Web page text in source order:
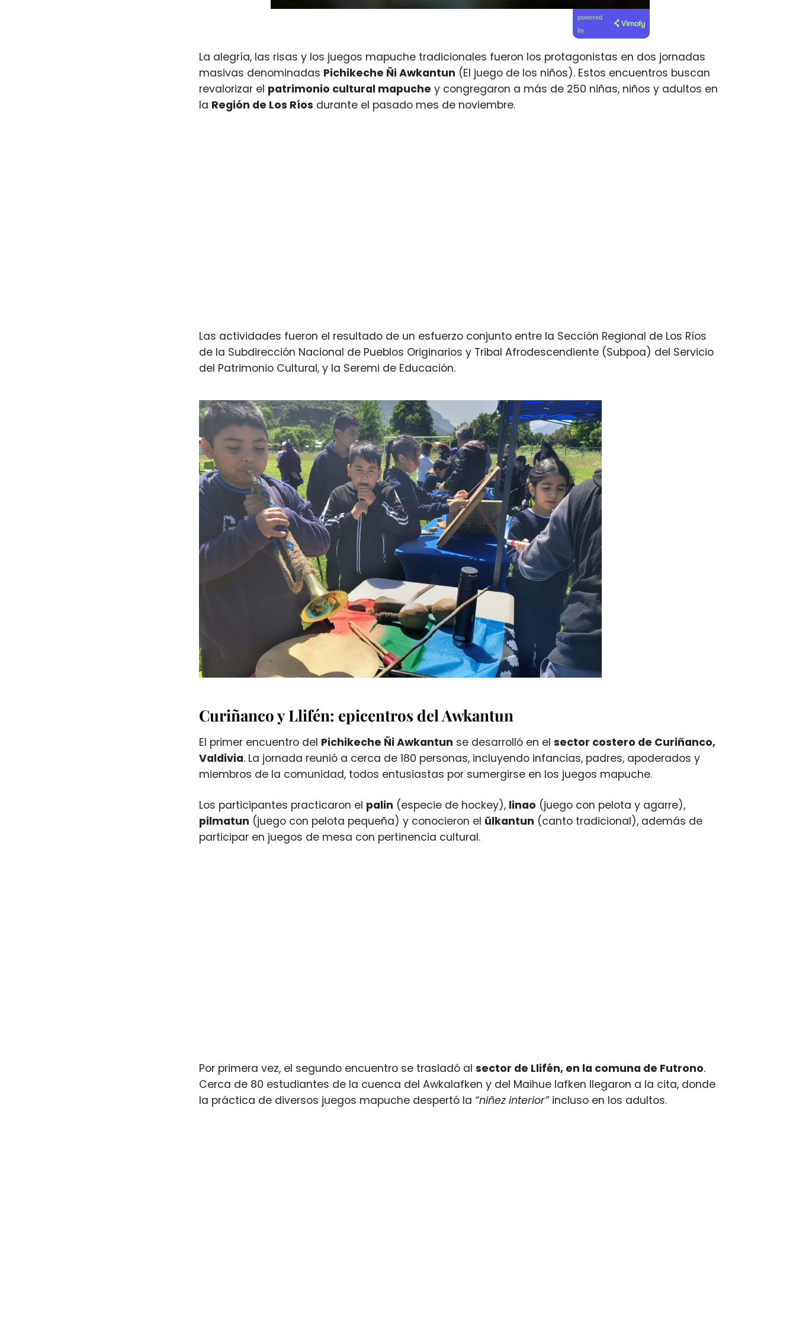
powered
by
La alegría, las risas y los juegos mapuche tradicionales fueron los protagonistas en dos jornadas
masivas denominadas Pichikeche Ñi Awkantun (El juego de los niños). Estos encuentros buscan
revalorizar el patrimonio cultural mapuche y congregaron a más de 250 niñas, niños y adultos en
la Región de Los Ríos durante el pasado mes de noviembre.
Las actividades fueron el resultado de un esfuerzo conjunto entre la Sección Regional de Los Ríos
de la Subdirección Nacional de Pueblos Originarios y Tribal Afrodescendiente (Subpoa) del Servicio
del Patrimonio Cultural, y la Seremi de Educación.
Curiñanco y Llifén: epicentros del Awkantun
El primer encuentro del Pichikeche Ñi Awkantun se desarrolló en el sector costero de Curiñanco,
Valdivia. La jornada reunió a cerca de 180 personas, incluyendo infancias, padres, apoderados y
miembros de la comunidad, todos entusiastas por sumergirse en los juegos mapuche.
Los participantes practicaron el palin (especie de hockey), linao (juego con pelota y agarre),
pilmatun (juego con pelota pequeña) y conocieron el ülkantun (canto tradicional), además de
participar en juegos de mesa con pertinencia cultural.
Por primera vez, el segundo encuentro se trasladó al sector de Llifén, en la comuna de Futrono.
Cerca de 80 estudiantes de la cuenca del Awkalafken y del Maihue lafken llegaron a la cita, donde
la práctica de diversos juegos mapuche despertó la “niñez interior”incluso en los adultos.